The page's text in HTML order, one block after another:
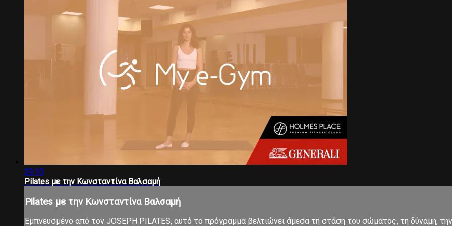
29:10
Pilates με την Κωνσταντίνα Βαλσαμή
Pilates με την Κωνσταντίνα Βαλσαμή
Εμπνευσμένο από τον JOSEPH PILATES, αυτό το πρόγραμμα βελτιώνει άμεσα τη στάση του σώματος, τη δύναμη,